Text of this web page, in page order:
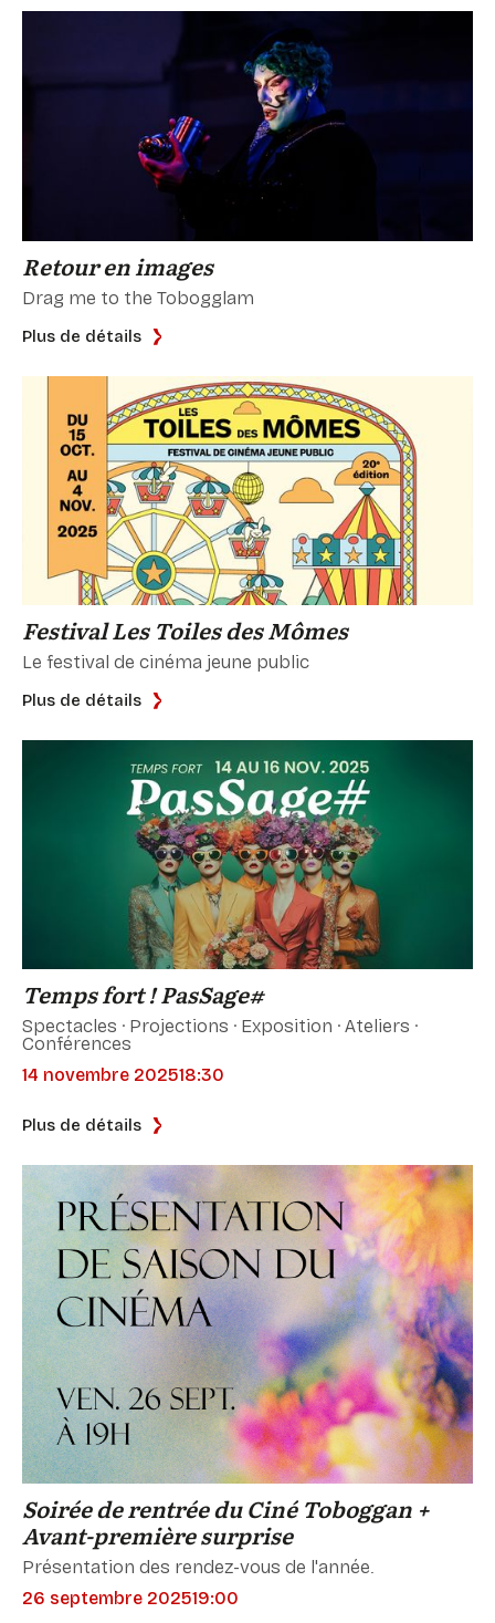
Retour en images
Drag me to the Tobogglam
Plus de détails
Festival Les Toiles des Mômes
Le festival de cinéma jeune public
Plus de détails
Temps fort ! PasSage#
Spectacles · Projections · Exposition · Ateliers ·
Conférences
14 novembre 202518:30
Plus de détails
Soirée de rentrée du Ciné Toboggan +
Avant-première surprise
Présentation des rendez-vous de l'année.
26 septembre 202519:00